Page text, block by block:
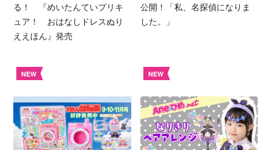
る！ 『めいたんていプリキ
ュア！ おはなしドレスぬり
ええほん』発売
公開！「私、名探偵になりま
した。」
NEW NEW